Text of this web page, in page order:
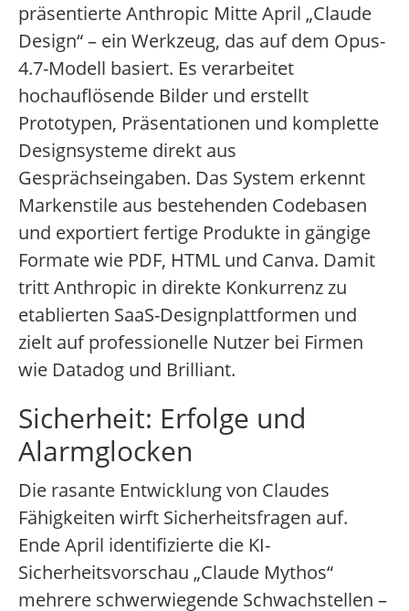
präsentierte Anthropic Mitte April „Claude
Design“ – ein Werkzeug, das auf dem Opus-
4.7-Modell basiert. Es verarbeitet
hochauflösende Bilder und erstellt
Prototypen, Präsentationen und komplette
Designsysteme direkt aus
Gesprächseingaben. Das System erkennt
Markenstile aus bestehenden Codebasen
und exportiert fertige Produkte in gängige
Formate wie PDF, HTML und Canva. Damit
tritt Anthropic in direkte Konkurrenz zu
etablierten SaaS-Designplattformen und
zielt auf professionelle Nutzer bei Firmen
wie Datadog und Brilliant.
Sicherheit: Erfolge und
Alarmglocken
Die rasante Entwicklung von Claudes
Fähigkeiten wirft Sicherheitsfragen auf.
Ende April identifizierte die KI-
Sicherheitsvorschau „Claude Mythos“
mehrere schwerwiegende Schwachstellen –